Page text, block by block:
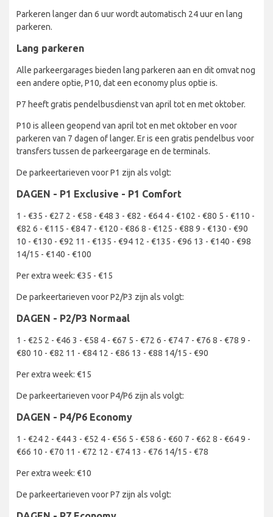
Parkeren langer dan 6 uur wordt automatisch 24 uur en lang
parkeren.
Lang parkeren
Alle parkeergarages bieden lang parkeren aan en dit omvat nog
een andere optie, P10, dat een economy plus optie is.
P7 heeft gratis pendelbusdienst van april tot en met oktober.
P10 is alleen geopend van april tot en met oktober en voor
parkeren van 7 dagen of langer. Er is een gratis pendelbus voor
transfers tussen de parkeergarage en de terminals.
De parkeertarieven voor P1 zijn als volgt:
DAGEN - P1 Exclusive - P1 Comfort
1 - €35 - €27 2 - €58 - €48 3 - €82 - €64 4 - €102 - €80 5 - €110 -
€82 6 - €115 - €84 7 - €120 - €86 8 - €125 - €88 9 - €130 - €90
10 - €130 - €92 11 - €135 - €94 12 - €135 - €96 13 - €140 - €98
14/15 - €140 - €100
Per extra week: €35 - €15
De parkeertarieven voor P2/P3 zijn als volgt:
DAGEN - P2/P3 Normaal
1 - €25 2 - €46 3 - €58 4 - €67 5 - €72 6 - €74 7 - €76 8 - €78 9 -
€80 10 - €82 11 - €84 12 - €86 13 - €88 14/15 - €90
Per extra week: €15
De parkeertarieven voor P4/P6 zijn als volgt:
DAGEN - P4/P6 Economy
1 - €24 2 - €44 3 - €52 4 - €56 5 - €58 6 - €60 7 - €62 8 - €64 9 -
€66 10 - €70 11 - €72 12 - €74 13 - €76 14/15 - €78
Per extra week: €10
De parkeertarieven voor P7 zijn als volgt: